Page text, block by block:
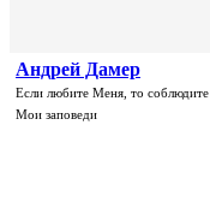
Андрей Дамер
Если любите Меня, то соблюдите
Мои заповеди